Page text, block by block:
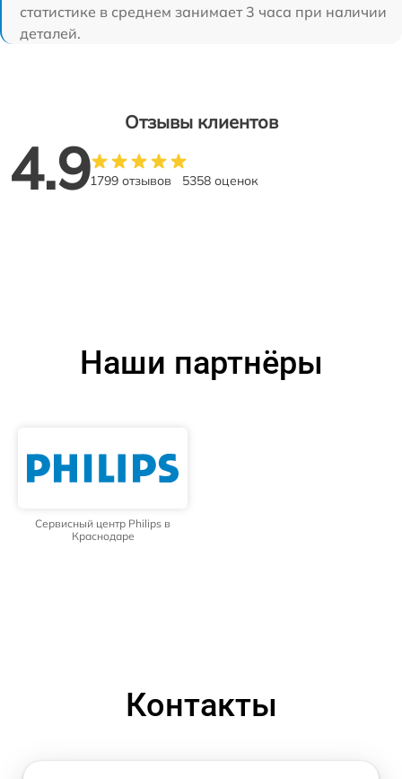
статистике в среднем занимает 3 часа при наличии
деталей.
Отзывы клиентов
4.91799 отзывов 5358 оценок
Наши партнёры
Сервисный центр Philips в
Краснодаре
Контакты